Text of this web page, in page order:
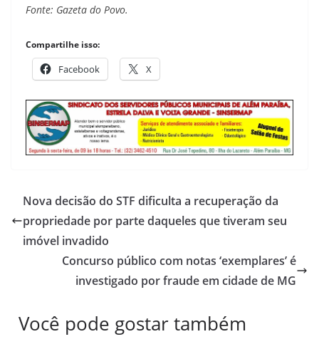
Fonte: Gazeta do Povo.
Compartilhe isso:
Facebook X
Nova decisão do STF dificulta a recuperação da
propriedade por parte daqueles que tiveram seu
imóvel invadido
Concurso público com notas ‘exemplares’ é
investigado por fraude em cidade de MG
Você pode gostar também